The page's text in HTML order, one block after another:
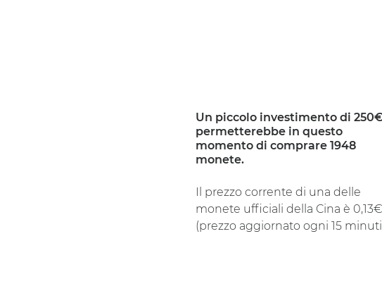
Un piccolo investimento di
permetterebbe in questo
momento di comprare 1948
monete.
Il prezzo corrente di una delle
monete ufficiali della Cina è 0,13€
(prezzo aggiornato ogni 15